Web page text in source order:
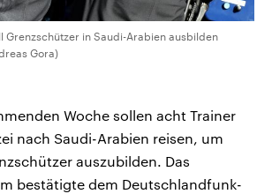
Grenzschützer in Saudi-Arabien ausbilden
Gora)
Woche sollen acht Trainer
nach Saudi-Arabien reisen, um
auszubilden. Das
bestätigte dem Deutschlandfunk-